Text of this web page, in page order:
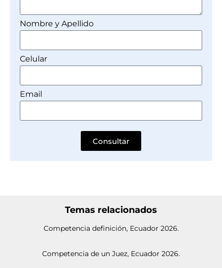
Nombre y Apellido
Celular
Email
Consultar
Temas relacionados
Competencia definición, Ecuador 2026.
Competencia de un Juez, Ecuador 2026.